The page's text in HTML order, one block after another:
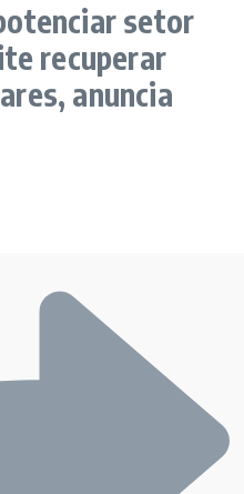
setor
recuperar
anuncia